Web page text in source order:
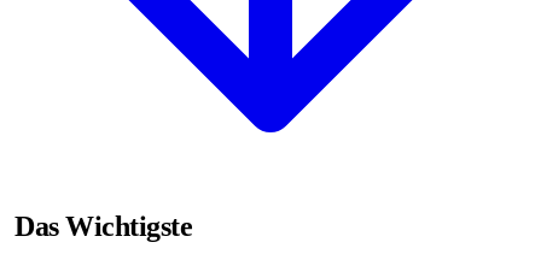
Das Wichtigste